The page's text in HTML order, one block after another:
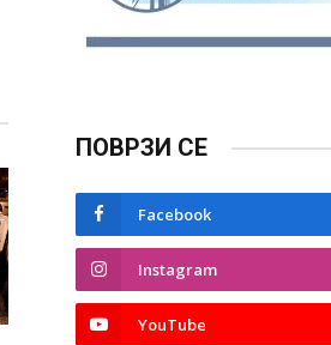
ПОВРЗИ СЕ
Facebook
Instagram
YouTube